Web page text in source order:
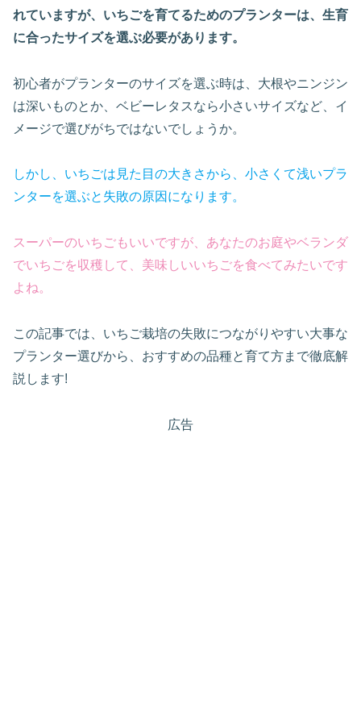
れていますが、いちごを育てるためのプランターは、生育
に合ったサイズを選ぶ必要があります。
初心者がプランターのサイズを選ぶ時は、大根やニンジン
は深いものとか、ベビーレタスなら小さいサイズなど、イ
メージで選びがちではないでしょうか。
しかし、いちごは見た目の大きさから、小さくて浅いプラ
ンターを選ぶと失敗の原因になります。
スーパーのいちごもいいですが、あなたのお庭やベランダ
でいちごを収穫して、美味しいいちごを食べてみたいです
よね。
この記事では、いちご栽培の失敗につながりやすい大事な
プランター選びから、おすすめの品種と育て方まで徹底解
説します!
広告